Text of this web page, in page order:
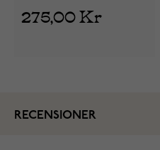
275,00 Kr
RECENSIONER